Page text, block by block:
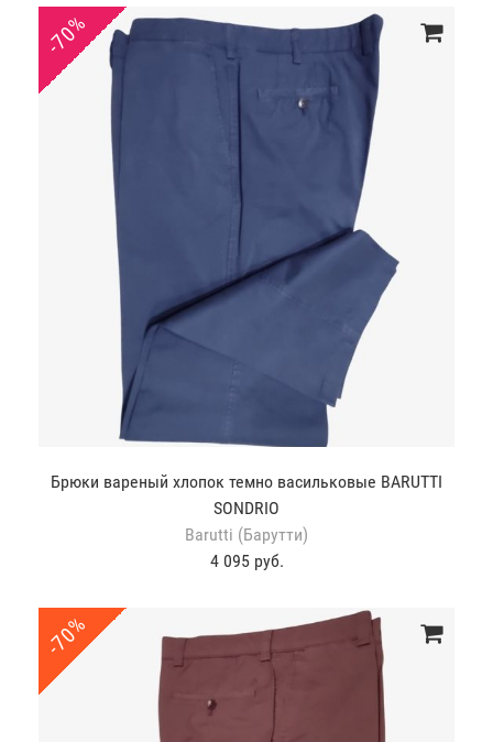
-70%
Брюки вареный хлопок темно васильковые BARUTTI
SONDRIO
Barutti (Барутти)
4 095 руб.
-70%